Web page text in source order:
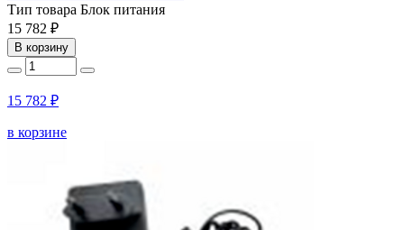
Тип товара Блок питания
15 782 ₽
В корзину
15 782 ₽
в корзине